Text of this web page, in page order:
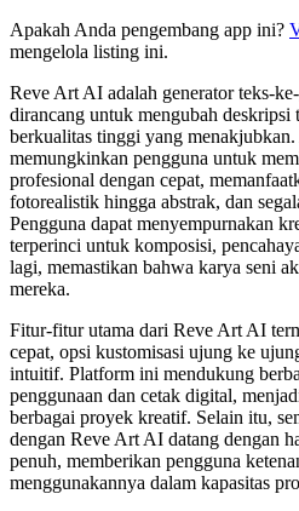
Apakah Anda pengembang app ini?
mengelola listing ini.
Reve Art AI adalah generator teks-
dirancang untuk mengubah deskripsi
berkualitas tinggi yang
memungkinkan pengguna untuk
profesional dengan cepat,
fotorealistik hingga abstrak, dan
Pengguna dapat menyempurnakan
terperinci untuk komposisi,
lagi, memastikan bahwa karya seni
mereka.
Fitur-fitur utama dari Reve Art AI
cepat, opsi kustomisasi ujung ke
intuitif. Platform ini mendukung
penggunaan dan cetak digital,
berbagai proyek kreatif. Selain itu,
dengan Reve Art AI datang dengan
penuh, memberikan pengguna
menggunakannya dalam kapasitas